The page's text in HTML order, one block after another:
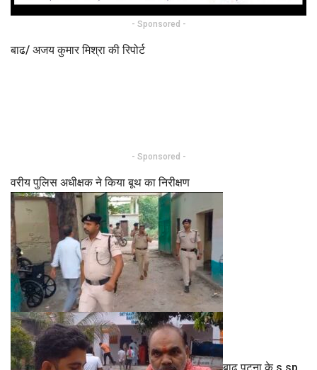
- Sponsored -
बाढ/ अजय कुमार मिश्रा की रिपोर्ट
- Sponsored -
वरीय पुलिस अधीक्षक ने किया बूथ का निरीक्षण